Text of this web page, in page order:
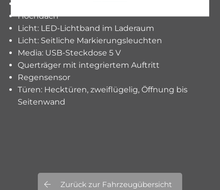
Hochdach
Licht: LED-Lichtband im Laderaum
Licht: Seitliche Markierungsleuchten
Media: USB-Steckdose 5 V
Querträger mit integriertem Auftritt
Regensensor
Türen: Hecktüren, zweiflügelig, Öffnung bis
Seitenwand
Zurück zur Fahrzeugübersicht